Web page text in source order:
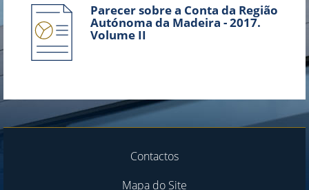
Parecer sobre a Conta da Região
Autónoma da Madeira - 2017.
Volume II
Contactos
Mapa do Site